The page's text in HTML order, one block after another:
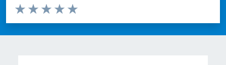
Valuta da 1 a 5 stelle la pagina
Valuta 5 stelle su 5
Valuta 4 stelle su 5
Valuta 3 stelle su 5
Valuta 2 stelle su 5
Valuta 1 stelle su 5